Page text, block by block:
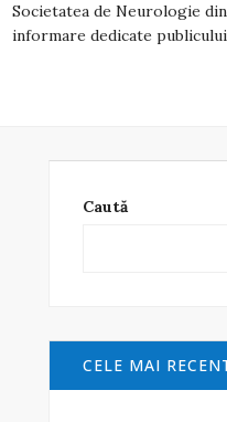
Societatea de Neurologie
informare dedicate
Caută
CELE MAI